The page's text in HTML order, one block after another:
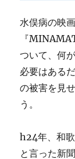
水俣病の映
『
ついて、何
必要はある
の被害を見
う。
h24年、和
と言った新